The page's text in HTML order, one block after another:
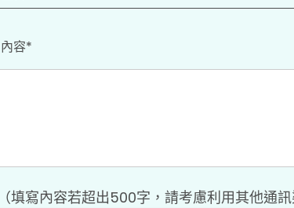
內容*
（填寫內容若超出500字，請考慮利用其他通